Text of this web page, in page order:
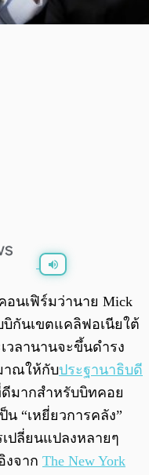
0:00
นเฟิร์มว่านาย Mick
กันเขตแคลิฟอเนียใต้
วลานานจะขึ้นดำรง
าณให้กับประฐานาธิบดี
มากสำหรับบิทคอย
“เหยี่ยวการคลัง”
ปลี่ยนแปลงหลายๆ
งจาก The New York